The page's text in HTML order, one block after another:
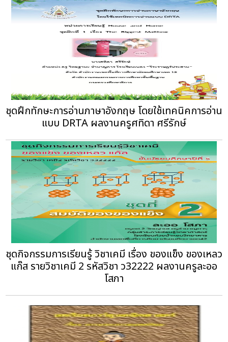
ชุดฝึกทักษะการอ่านภาษาอังกฤษ โดยใช้เทคนิคการอ่าน
แบบ DRTA ผลงานครูศทิดา ศรีรักษ์
ชุดกิจกรรมการเรียนรู้ วิชาเคมี เรื่อง ของแข็ง ของเหลว
แก๊ส รายวิชาเคมี 2 รหัสวิชา ว32222 ผลงานครูละออ
โสภา